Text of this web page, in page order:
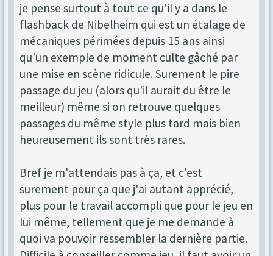
je pense surtout à tout ce qu'il y a dans le
flashback de Nibelheim qui est un étalage de
mécaniques périmées depuis 15 ans ainsi
qu'un exemple de moment culte gâché par
une mise en scène ridicule. Surement le pire
passage du jeu (alors qu'il aurait du être le
meilleur) même si on retrouve quelques
passages du même style plus tard mais bien
heureusement ils sont très rares.
Bref je m'attendais pas à ça, et c'est
surement pour ça que j'ai autant apprécié,
plus pour le travail accompli que pour le jeu en
lui même, tellement que je me demande à
quoi va pouvoir ressembler la dernière partie.